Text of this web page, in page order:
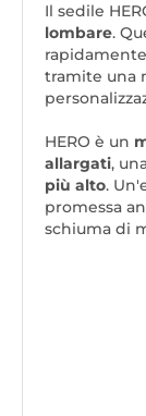
Il sedile
lombare.
tramite una
HERO è un
allargati,
più alto.
promessa
schiuma di